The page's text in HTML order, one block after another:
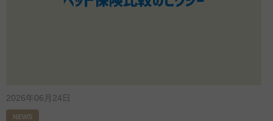
2026年06月24日
NEWS